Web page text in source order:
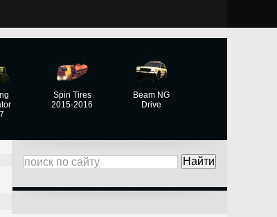
Spin Tires
2015-2016
Beam NG
Drive